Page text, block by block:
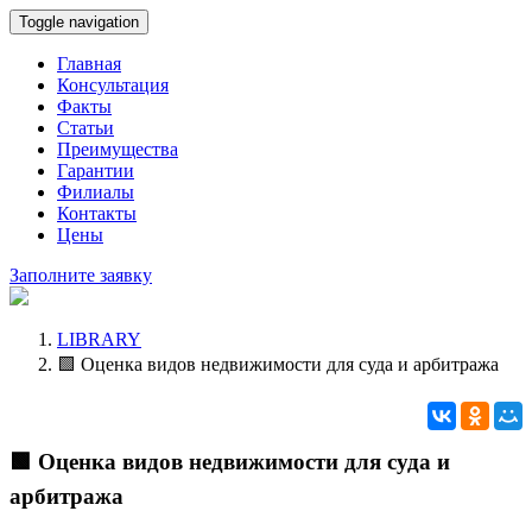
Toggle navigation
Главная
Консультация
Факты
Статьи
Преимущества
Гарантии
Филиалы
Контакты
Цены
Заполните заявку
LIBRARY
🟩 Оценка видов недвижимости для суда и арбитража
🟩 Оценка видов недвижимости для суда и
арбитража